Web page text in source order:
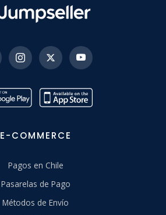
E-COMMERCE
Pagos en Chile
Pasarelas de Pago
Métodos de Envío